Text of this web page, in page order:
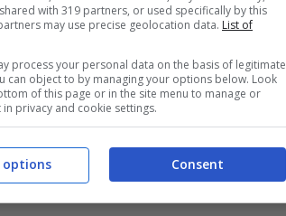
Marinagri
with 319 partners, or used specifically by this
may use precise geolocation data. List of
process your personal data on the basis of legitimate
can object to by managing your options below. Look
of this page or in the site menu to manage or
privacy and cookie settings.
Consent
options